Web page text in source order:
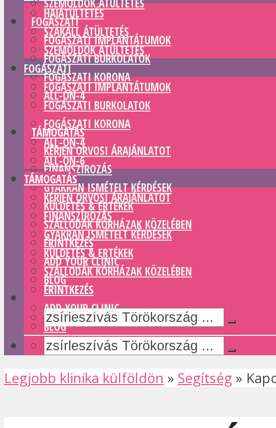
SZEMÖLDÖK ÁTÜLTETÉS
FOGÁSZATI
FOGÁSZATI IMPLANTÁTUMOK
FOGÁSZATI BURKOLATOK
FOGÁSZATI KORONA
ALL-ON-4
ALL-ON-6
TÁMOGATÁS
KÉRJEN ORVOSI ÁRAJÁNLATOT
FINANSZÍROZÁS
GYAKRAN ISMÉTELT KÉRDÉSEK
KÜLDETÉS & ERTÉKEK
SZÁLLODÁK KÓRHÁZAK KÖZELÉBEN
ÉRINTKEZÉS
ADD YOUR CLINIC
BLOG
HAJÁTÜLTETÉS
SZAKÁLL ÁTÜLTETÉS
SZEMÖLDÖK ÁTÜLTETÉS
FOGÁSZATI
FOGÁSZATI IMPLANTÁTUMOK
FOGÁSZATI BURKOLATOK
FOGÁSZATI KORONA
ALL-ON-4
ALL-ON-6
TÁMOGATÁS
KÉRJEN ORVOSI ÁRAJÁNLATOT
FINANSZÍROZÁS
GYAKRAN ISMÉTELT KÉRDÉSEK
KÜLDETÉS & ERTÉKEK
SZÁLLODÁK KÓRHÁZAK KÖZELÉBEN
ÉRINTKEZÉS
ADD YOUR CLINIC
BLOG
Legjobb klinika külföldön » Segítség »